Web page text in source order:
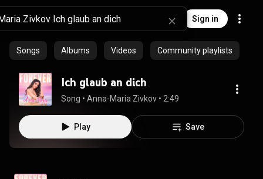
Sign in
Songs Albums Videos Community playlists
Ich glaub an dich
Song • Anna-Maria Zivkov • 2:49
Play Save